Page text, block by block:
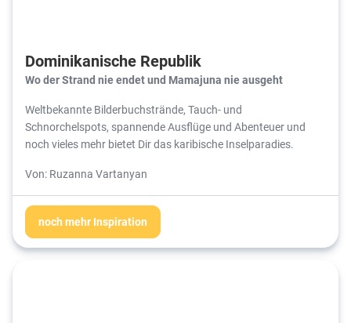
Dominikanische Republik
Wo der Strand nie endet und Mamajuna nie ausgeht
Weltbekannte Bilderbuchstrände, Tauch- und
Schnorchelspots, spannende Ausflüge und Abenteuer und
noch vieles mehr bietet Dir das karibische Inselparadies.
Von: Ruzanna Vartanyan
noch mehr Inspiration